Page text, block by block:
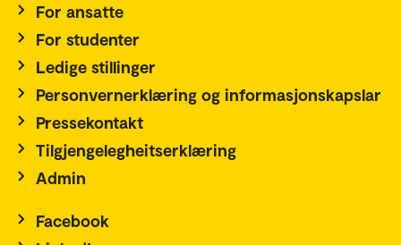
For ansatte
For studenter
Ledige stillinger
Personvernerklæring og informasjonskapslar
Pressekontakt
Tilgjengelegheitserklæring
Admin
Facebook